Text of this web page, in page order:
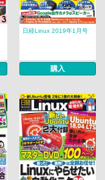
日経Linux 2019年1月号
購入